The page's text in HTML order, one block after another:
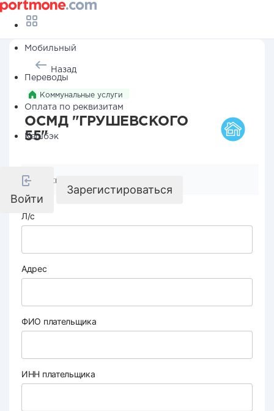
Мобильный
Переводы
Оплата по реквизитам
Кешбэк
Войти
Зарегистироваться
Назад
Коммунальные услуги
ОСМД "ГРУШЕВСКОГО
55"
Реквизиты компании
Л/с
Адрес
ФИО плательщика
ИНН плательщика